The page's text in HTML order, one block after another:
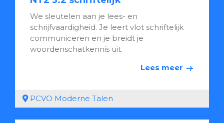
We sleutelen aan je lees- en
schrijfvaardigheid. Je leert vlot schriftelijk
communiceren en je breidt je
woordenschatkennis uit.
Lees meer
PCVO Moderne Talen